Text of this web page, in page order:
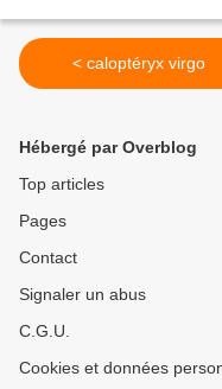
< caloptéryx virgo
Hébergé par Overblog
Top articles
Pages
Contact
Signaler un abus
C.G.U.
Cookies et données